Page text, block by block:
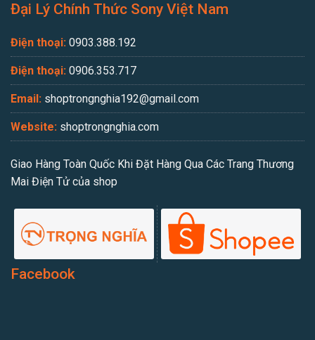
Đại Lý Chính Thức Sony Việt Nam
Điện thoại: 0903.388.192
Điện thoại: 0906.353.717
Email: shoptrongnghia192@gmail.com
Website: shoptrongnghia.com
Giao Hàng Toàn Quốc Khi Đặt Hàng Qua Các Trang Thương
Mai Điện Tử của shop
Facebook